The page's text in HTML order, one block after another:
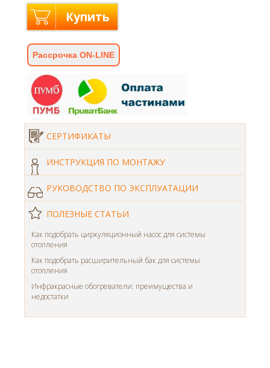
Купить
Рассрочка ON-LINE
СЕРТИФИКАТЫ
ИНСТРУКЦИЯ ПО МОНТАЖУ
РУКОВОДСТВО ПО ЭКСПЛУАТАЦИИ
ПОЛЕЗНЫЕ СТАТЬИ
Как подобрать циркуляционный насос для системы
отопления
Как подобрать расширительный бак для системы
отопления
Инфракрасные обогреватели: преимущества и
недостатки